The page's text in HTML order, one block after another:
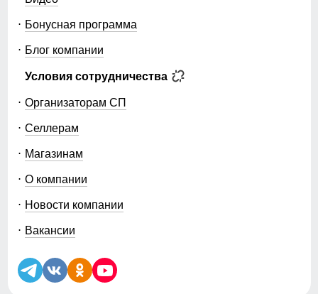
Бонусная программа
Блог компании
Условия сотрудничества
Организаторам СП
Селлерам
Магазинам
О компании
Новости компании
Вакансии